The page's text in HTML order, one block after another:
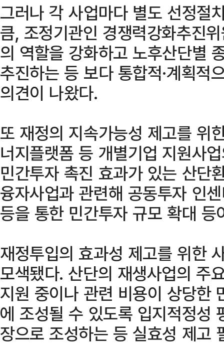
그러나 각 사업마다 별도 선정절
큼, 조정기관인 경쟁력강화추진
의 역할을 강화하고 노후산단별
추진하는 등 보다 통합적·계획적
의견이 나왔다.
또 재정의 지속가능성 제고를 위
너지플랫폼 등 개별기업 지원사
민간투자 촉진 효과가 있는 산단
융자사업과 관련해 공동투자 인
등을 통한 민간투자 규모 확대
재정투입의 효과성 제고를 위한
모색됐다. 산단의 재생사업의 주
지원 중이나 관련 비용이 상당한
에 조성될 수 있도록 입지적정성
장으로 조성하는 등 실효성 제고